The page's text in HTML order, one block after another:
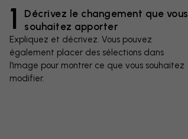
1
Décrivez le changement que vous
souhaitez apporter
Expliquez et décrivez. Vous pouvez
également placer des sélections dans
l'image pour montrer ce que vous souhaitez
modifier.